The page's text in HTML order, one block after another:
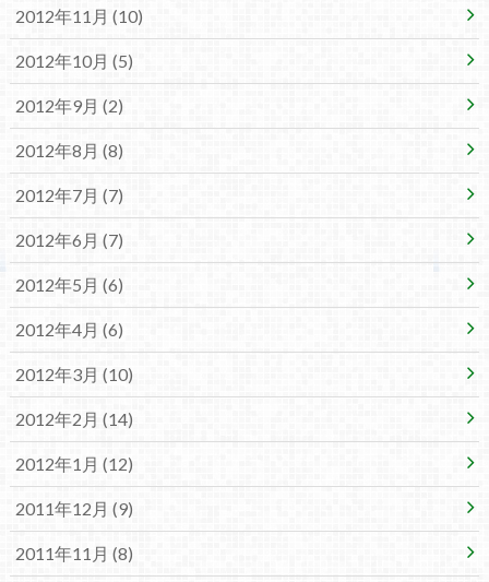
2012年11月 (10)
2012年10月 (5)
2012年9月 (2)
2012年8月 (8)
2012年7月 (7)
2012年6月 (7)
2012年5月 (6)
2012年4月 (6)
2012年3月 (10)
2012年2月 (14)
2012年1月 (12)
2011年12月 (9)
2011年11月 (8)